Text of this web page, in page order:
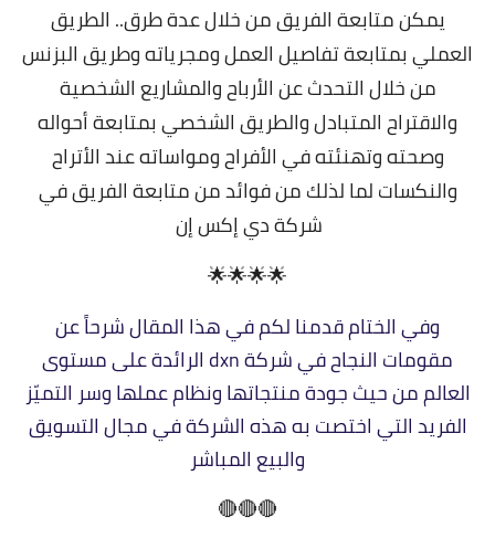
يمكن متابعة الفريق من خلال عدة طرق.. الطريق
العملي بمتابعة تفاصيل العمل ومجرياته وطريق البزنس
من خلال التحدث عن الأرباح والمشاريع الشخصية
والاقتراح المتبادل والطريق الشخصي بمتابعة أحواله
وصحته وتهنئته في الأفراح ومواساته عند الأتراح
والنكسات لما لذلك منفوائد من متابعة الفريق في
شركة دي إكس إن
🌟🌟🌟🌟
وفي الختام قدمنا لكم في هذا المقال شرحاً عن
مقومات النجاح في شركة dxn الرائدة على مستوى
العالم من حيث جودة منتجاتها ونظام عملها وسر التميّز
الفريد التي اختصت به هذه الشركة في مجال التسويق
والبيع المباشر
🔴🔴🔴